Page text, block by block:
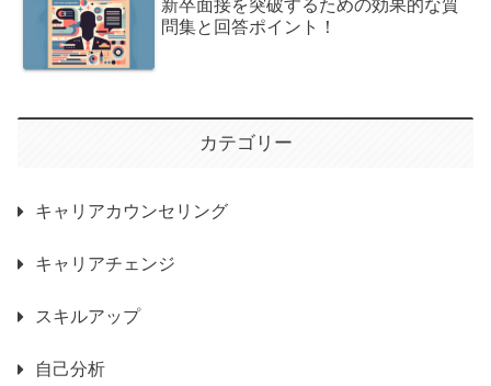
新卒面接を突破するための効果的な質
問集と回答ポイント！
カテゴリー
キャリアカウンセリング
キャリアチェンジ
スキルアップ
自己分析